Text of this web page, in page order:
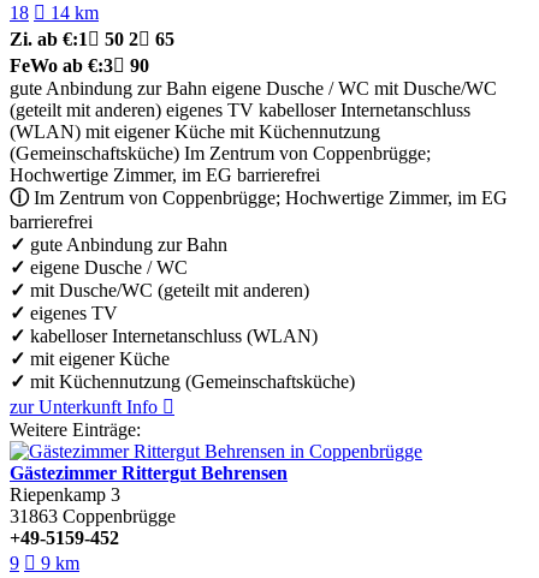
18  14 km
Zi. ab €:1  50 2 65
FeWo ab €:3 90
gute Anbindung zur Bahn eigene Dusche / WC mit Dusche/WC
(geteilt mit anderen) eigenes TV kabelloser Internetanschluss
(WLAN) mit eigener Küche mit Küchennutzung
(Gemeinschaftsküche) Im Zentrum von Coppenbrügge;
Hochwertige Zimmer, im EG barrierefrei
ⓘIm Zentrum von Coppenbrügge; Hochwertige Zimmer, im EG
barrierefrei
✓ gute Anbindung zur Bahn
✓ eigene Dusche / WC
✓ mit Dusche/WC (geteilt mit anderen)
✓ eigenes TV
✓ kabelloser Internetanschluss (WLAN)
✓ mit eigener Küche
✓ mit Küchennutzung (Gemeinschaftsküche)
zur Unterkunft Info 
Weitere Einträge:
Gästezimmer Rittergut Behrensen
Riepenkamp 3
31863 Coppenbrügge
+49-5159-452
9  9 km